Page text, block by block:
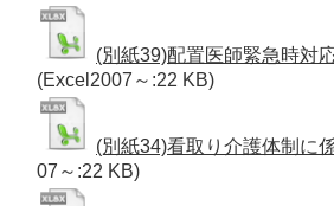
(別紙39)配置医師緊急時対
(Excel2007～:22 KB)
(別紙34)看取り介護体制に
07～:22 KB)